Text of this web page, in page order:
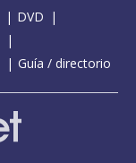
DVD
Guía / directorio